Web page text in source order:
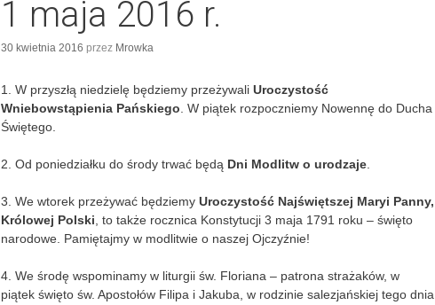
1 maja 2016 r.
30 kwietnia 2016 przez Mrowka
1. W przyszłą niedzielę będziemy przeżywali Uroczystość
Wniebowstąpienia Pańskiego. W piątek rozpoczniemy Nowennę do Ducha
Świętego.
2. Od poniedziałku do środy trwać będą Dni Modlitw o urodzaje.
3. We wtorek przeżywać będziemy Uroczystość Najświętszej Maryi Panny,
Królowej Polski, to także rocznica Konstytucji 3 maja 1791 roku – święto
narodowe. Pamiętajmy w modlitwie o naszej Ojczyźnie!
4. We środę wspominamy w liturgii św. Floriana – patrona strażaków, w
piątek święto św. Apostołów Filipa i Jakuba, w rodzinie salezjańskiej tego dnia